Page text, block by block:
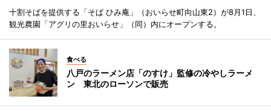
十割そばを提供する「そば ひみ庵」（おいらせ町向山東2）が8月1日、
観光農園「アグリの里おいらせ」（同）内にオープンする。
食べる
八戸のラーメン店「のすけ」監修の冷やしラーメ
ン 東北のローソンで販売